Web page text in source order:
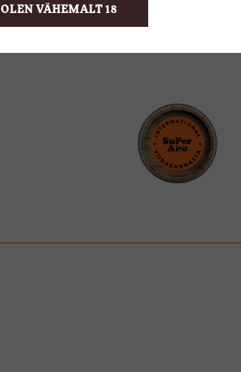
OLEN VÄHEMALT 18